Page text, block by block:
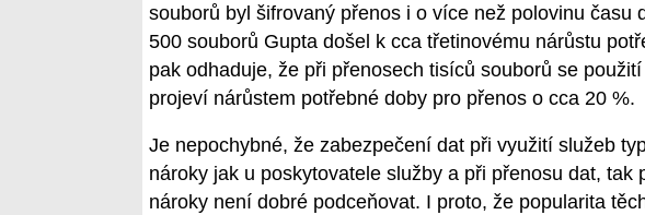
souborů byl šifrovaný přenos i o více než polovinu času
500 souborů Gupta došel k cca třetinovému nárůstu
pak odhaduje, že při přenosech tisíců souborů se
projeví nárůstem potřebné doby pro přenos o cca 20 %.
Je nepochybné, že zabezpečení dat při využití služeb
nároky jak u poskytovatele služby a při přenosu dat,
nároky není dobré podceňovat. I proto, že popularita